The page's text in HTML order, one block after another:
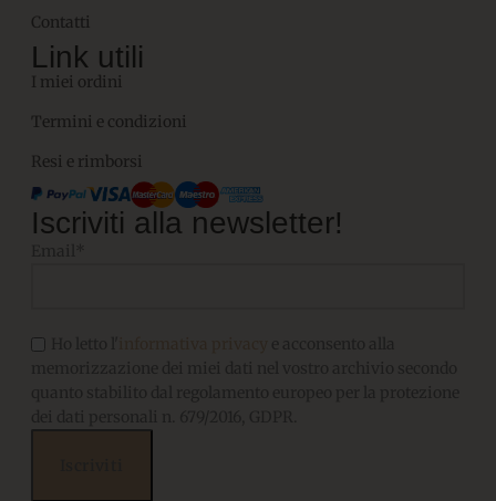
Contatti
Link utili
I miei ordini
Termini e condizioni
Resi e rimborsi
Iscriviti alla newsletter!